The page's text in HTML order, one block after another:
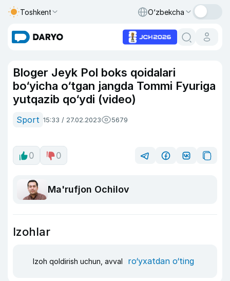
Toshkent O‘zbekcha
Bloger Jeyk Pol boks qoidalari
bo‘yicha o‘tgan jangda Tommi Fyuriga
yutqazib qo‘ydi (video)
Sport 15:33 / 27.02.2023 5679
0 0
Ma'rufjon Ochilov
Izohlar
Izoh qoldirish uchun, avval ro‘yxatdan o‘ting